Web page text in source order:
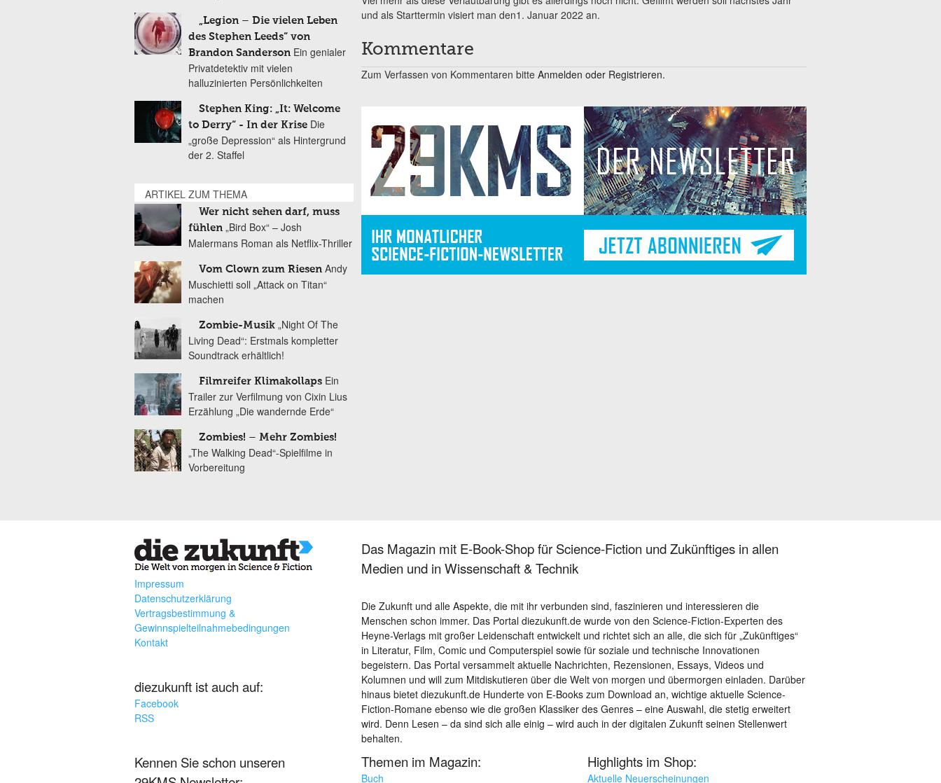
und als Starttermin visiert man den1. Januar 2022 an.
Kommentare
Zum Verfassen von Kommentaren bitte Anmelden oder Registrieren.
„Legion – Die vielen Leben
des Stephen Leeds“ von
Brandon Sanderson Ein genialer
Privatdetektiv mit vielen
halluzinierten Persönlichkeiten
Stephen King: „It: Welcome
to Derry“ - In der Krise Die
„große Depression“ als Hintergrund
der 2. Staffel
ARTIKEL ZUM THEMA
Wer nicht sehen darf, muss
fühlen „Bird Box“ – Josh
Malermans Roman als Netflix-Thriller
Vom Clown zum Riesen Andy
Muschietti soll „Attack on Titan“
machen
Zombie-Musik „Night Of The
Living Dead“: Erstmals kompletter
Soundtrack erhältlich!
Filmreifer Klimakollaps Ein
Trailer zur Verfilmung von Cixin Lius
Erzählung „Die wandernde Erde“
Zombies! – Mehr Zombies!
„The Walking Dead“-Spielfilme in
Vorbereitung
Impressum
Datenschutzerklärung
Vertragsbestimmung &
Gewinnspielteilnahmebedingungen
Kontakt
diezukunft ist auch auf:
Facebook
RSS
Kennen Sie schon unseren
Das Magazin mit E-Book-Shop für Science-Fiction und Zukünftiges in allen
Medien und in Wissenschaft & Technik
Die Zukunft und alle Aspekte, die mit ihr verbunden sind, faszinieren und interessieren die
Menschen schon immer. Das Portal diezukunft.de wurde von den Science-Fiction-Experten des
Heyne-Verlags mit großer Leidenschaft entwickelt und richtet sich an alle, die sich für „Zukünftiges“
in Literatur, Film, Comic und Computerspiel sowie für soziale und technische Innovationen
begeistern. Das Portal versammelt aktuelle Nachrichten, Rezensionen, Essays, Videos und
Kolumnen und will zum Mitdiskutieren über die Welt von morgen und übermorgen einladen. Darüber
hinaus bietet diezukunft.de Hunderte von E-Books zum Download an, wichtige aktuelle Science-
Fiction-Romane ebenso wie die großen Klassiker des Genres – eine Auswahl, die stetig erweitert
wird. Denn Lesen – da sind sich alle einig – wird auch in der digitalen Zukunft seinen Stellenwert
behalten.
Themen im Magazin:
Buch
Highlights im Shop:
Aktuelle Neuerscheinungen